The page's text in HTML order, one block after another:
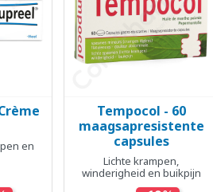
en
Snel bekijken
Tempocol - 60
maagsapresistente
capsules
Lichte krampen,
winderigheid en buikpijn